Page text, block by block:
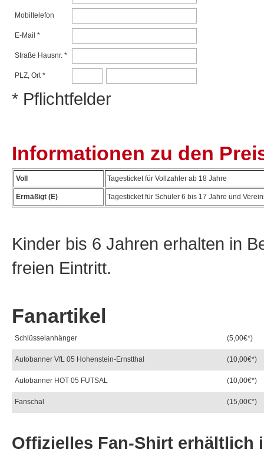
Mobiltelefon
E-Mail *
Straße Hausnr. *
PLZ, Ort *
* Pflichtfelder
Informationen zu den
Voll Tagesticket für Vollzahler ab 18 Jahre
Ermäßigt (E) Tagesticket für Schüler 6 bis 17 Jahre und
Kinder bis 6 Jahren erhalten in
freien Eintritt.
Fanartikel
Schlüsselanhänger (5,00€*)
Autobanner VfL 05 Hohenstein-Ernstthal (10,00€*)
Autobanner HOT 05 FUTSAL (10,00€*)
Fanschal (15,00€*)
Offizielles Fan-Shirt erhältlich